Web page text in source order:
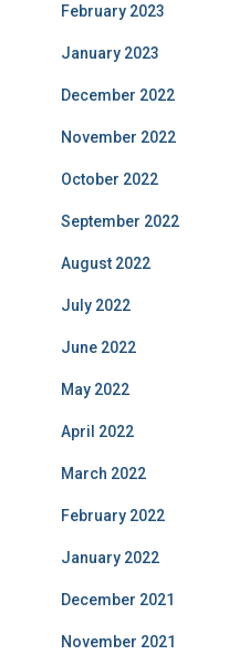
February 2023
January 2023
December 2022
November 2022
October 2022
September 2022
August 2022
July 2022
June 2022
May 2022
April 2022
March 2022
February 2022
January 2022
December 2021
November 2021